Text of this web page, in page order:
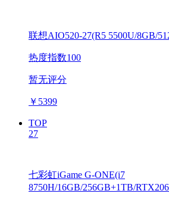
联想AIO520-27(R5 5500U/8GB/
热度指数100
暂无评分
￥ 5399
TOP
27
七彩虹iGame G-ONE(i7
8750H/16GB/256GB+1TB/